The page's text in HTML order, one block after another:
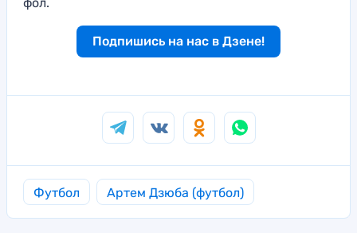
фол.
Подпишись на нас в Дзене!
Футбол Артем Дзюба (футбол)